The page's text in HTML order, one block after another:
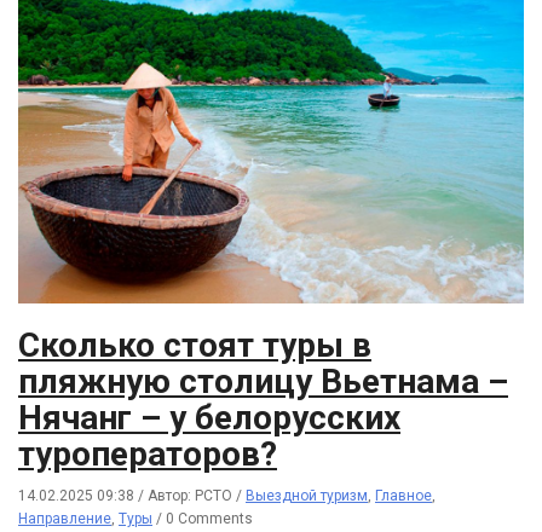
Сколько стоят туры в
пляжную столицу Вьетнама –
Нячанг – у белорусских
туроператоров?
14.02.2025 09:38 / Автор: РСТО / Выездной туризм Главное
Направление Туры / 0 Comments